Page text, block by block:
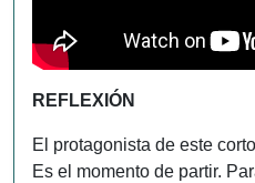
REFLEXIÓN
El protagonista de este
Es el momento de partir.